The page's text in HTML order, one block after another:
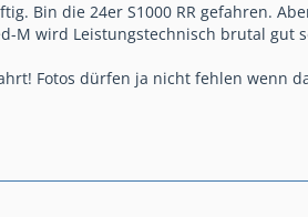
Bin die 24er S1000 RR gefahren.
M wird Leistungstechnisch brutal gut
Fotos dürfen ja nicht fehlen wenn